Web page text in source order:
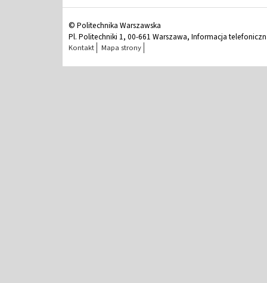
© Politechnika Warszawska
Pl. Politechniki 1, 00-661 Warszawa, Informacja
Kontakt Mapa strony